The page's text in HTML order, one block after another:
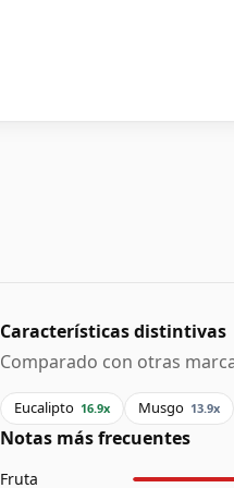
Características distintivas
Comparado con otras
Eucalipto 16.9x Musgo 13.9x
Notas más frecuentes
Fruta